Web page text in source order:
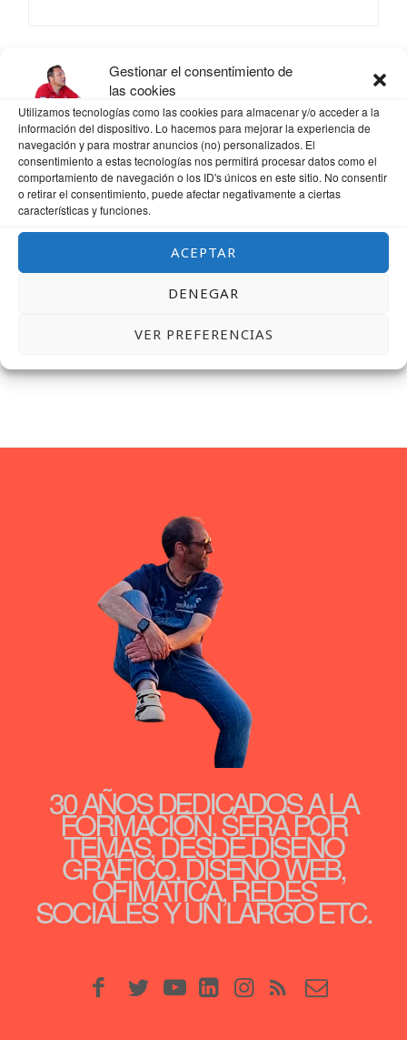
Gestionar el consentimiento de
las cookies
Utilizamos tecnologías como las cookies para almacenar y/o acceder a la
información del dispositivo. Lo hacemos para mejorar la experiencia de
navegación y para mostrar anuncios (no) personalizados. El
consentimiento a estas tecnologías nos permitirá procesar datos como el
comportamiento de navegación o los ID's únicos en este sitio. No consentir
o retirar el consentimiento, puede afectar negativamente a ciertas
características y funciones.
ACEPTAR
DENEGAR
VER PREFERENCIAS
WEB
GUARDA MI NOMBRE, CORREO ELECTRÓNICO Y WEB EN ESTE NAVEGADOR
30 AÑOS DEDICADOS A LA
FORMACIÓN, SERÁ POR
TEMAS, DESDE DISEÑO
GRÁFICO, DISEÑO WEB,
OFIMÁTICA, REDES
SOCIALES Y UN LARGO ETC.